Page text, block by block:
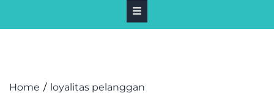
Home loyalitas pelanggan